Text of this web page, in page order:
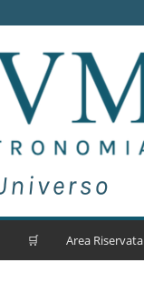
🛒 Area Riservata